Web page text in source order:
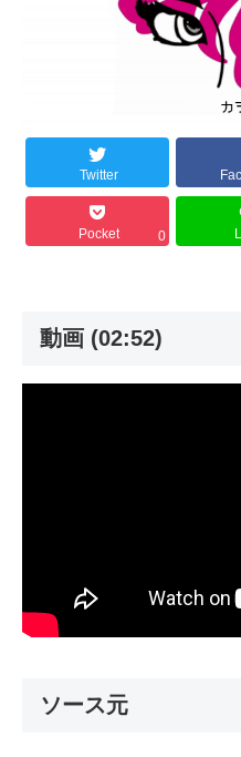
Twitter
Pocket 0
動画 (02:52)
ソース元